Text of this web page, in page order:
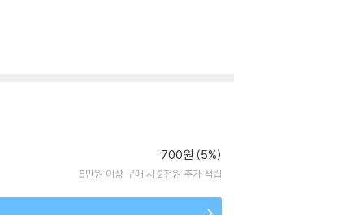
700원 (5%)
5만원 이상 구매 시 2천원 추가 적립